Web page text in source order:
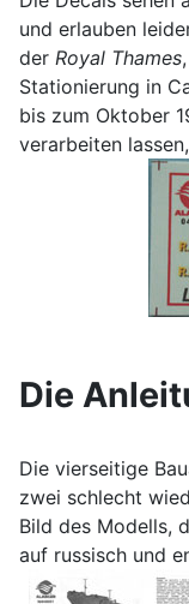
und erlauben
der Royal Thames
Stationierung in
bis zum Oktober
verarbeiten
Die
Die vierseitige
zwei schlecht
Bild des Modells,
auf russisch und